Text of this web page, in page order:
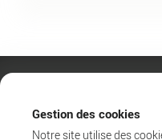
Gestion des cookies
Notre site utilise des